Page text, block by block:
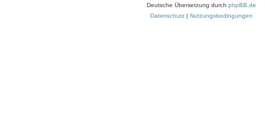
Deutsche Übersetzung durch phpBB.de
Datenschutz | Nutzungsbedingungen